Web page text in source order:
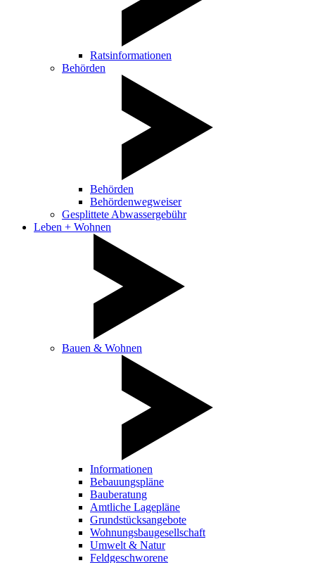
Ratsinformationen
Behörden
Behörden
Behördenwegweiser
Gesplittete Abwassergebühr
Leben + Wohnen
Bauen & Wohnen
Informationen
Bebauungspläne
Bauberatung
Amtliche Lagepläne
Grundstücksangebote
Wohnungsbaugesellschaft
Umwelt & Natur
Feldgeschworene